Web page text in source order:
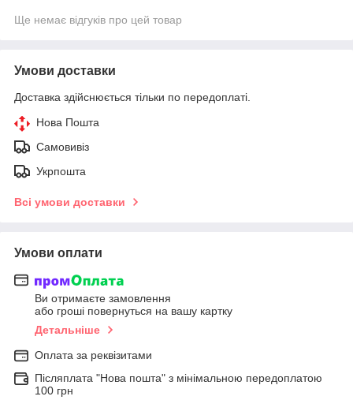
Ще немає відгуків про цей товар
Умови доставки
Доставка здійснюється тільки по передоплаті.
Нова Пошта
Самовивіз
Укрпошта
Всі умови доставки
Умови оплати
Ви отримаєте замовлення
або гроші повернуться на вашу картку
Детальніше
Оплата за реквізитами
Післяплата "Нова пошта" з мінімальною передоплатою
100 грн